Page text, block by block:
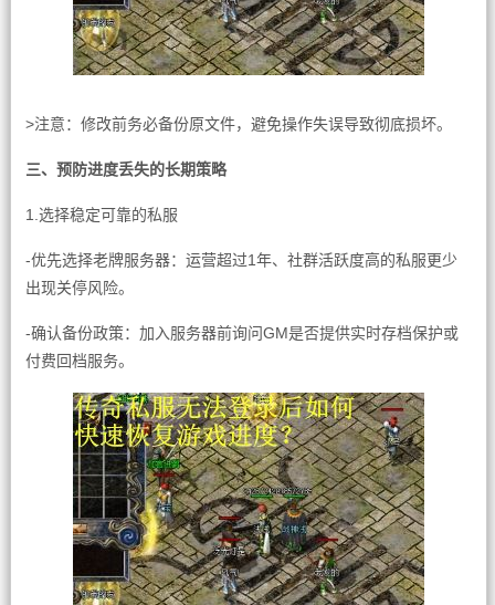
>注意：修改前务必备份原文件，避免操作失误导致彻底损坏。
三、预防进度丢失的长期策略
1.选择稳定可靠的私服
-优先选择老牌服务器：运营超过1年、社群活跃度高的私服更少
出现关停风险。
-确认备份政策：加入服务器前询问GM是否提供实时存档保护或
付费回档服务。